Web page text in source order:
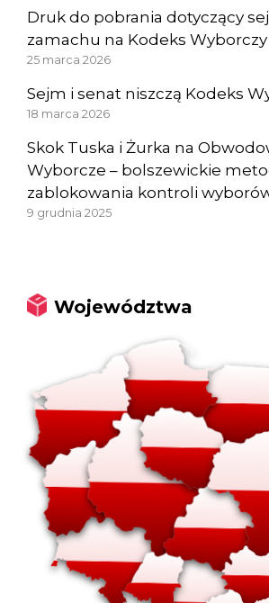
Druk do pobrania dotyczący
zamachu na Kodeks Wyborczy
25 marca 2026
Sejm i senat niszczą Kodeks
18 marca 2026
Skok Tuska i Żurka na
Wyborcze – bolszewickie
zablokowania kontroli
9 grudnia 2025
Województwa